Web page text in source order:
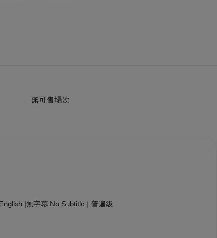
無可售場次
|無字幕 No Subtitle 普遍級